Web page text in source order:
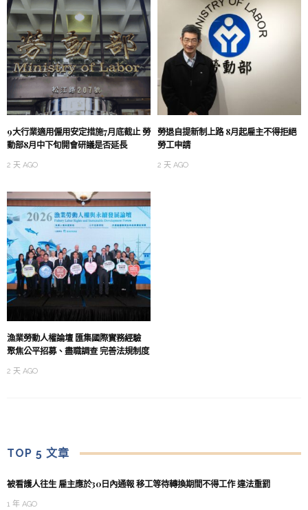
9大行業適用僱用安定措施7月底截止 勞
動部8月中下旬開會研議是否延長
2 天 AGO
勞退自提新制上路 8月起雇主不得拒絕
勞工申請
2 天 AGO
漁業勞動人權論壇 匯集國際實務經驗
聚焦公平招募、盡職調查 完善法規制度
2 天 AGO
TOP 5 文章
被看護人往生 雇主應於30日內通報 移工等待轉換期間不得工作 違法重罰
1 年 AGO